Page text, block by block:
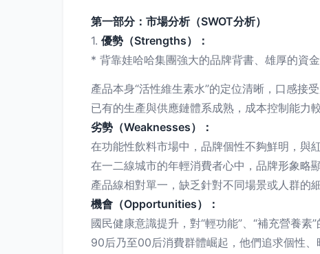
第一部分：市場分析（SWOT分析）
1. 優勢（Strengths）：
* 背靠娃哈哈集團強大的品牌背書、雄厚的資
產品本身“活性維生素水”的定位清晰，口感接
已有的生產與供應鏈體系成熟，成本控制能力較
劣勢（Weaknesses）：
在功能性飲料市場中，品牌個性不夠鮮明，與
在一二線城市的年輕消費者心中，品牌形象略
產品線相對單一，缺乏針對不同場景或人群的細
機會（Opportunities）：
國民健康意識提升，對“輕功能”、“補充營養素”
90后乃至00后消費群體崛起，他們追求個性、